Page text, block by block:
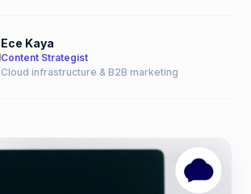
Ece Kaya
Content Strategist
Cloud infrastructure & B2B marketing